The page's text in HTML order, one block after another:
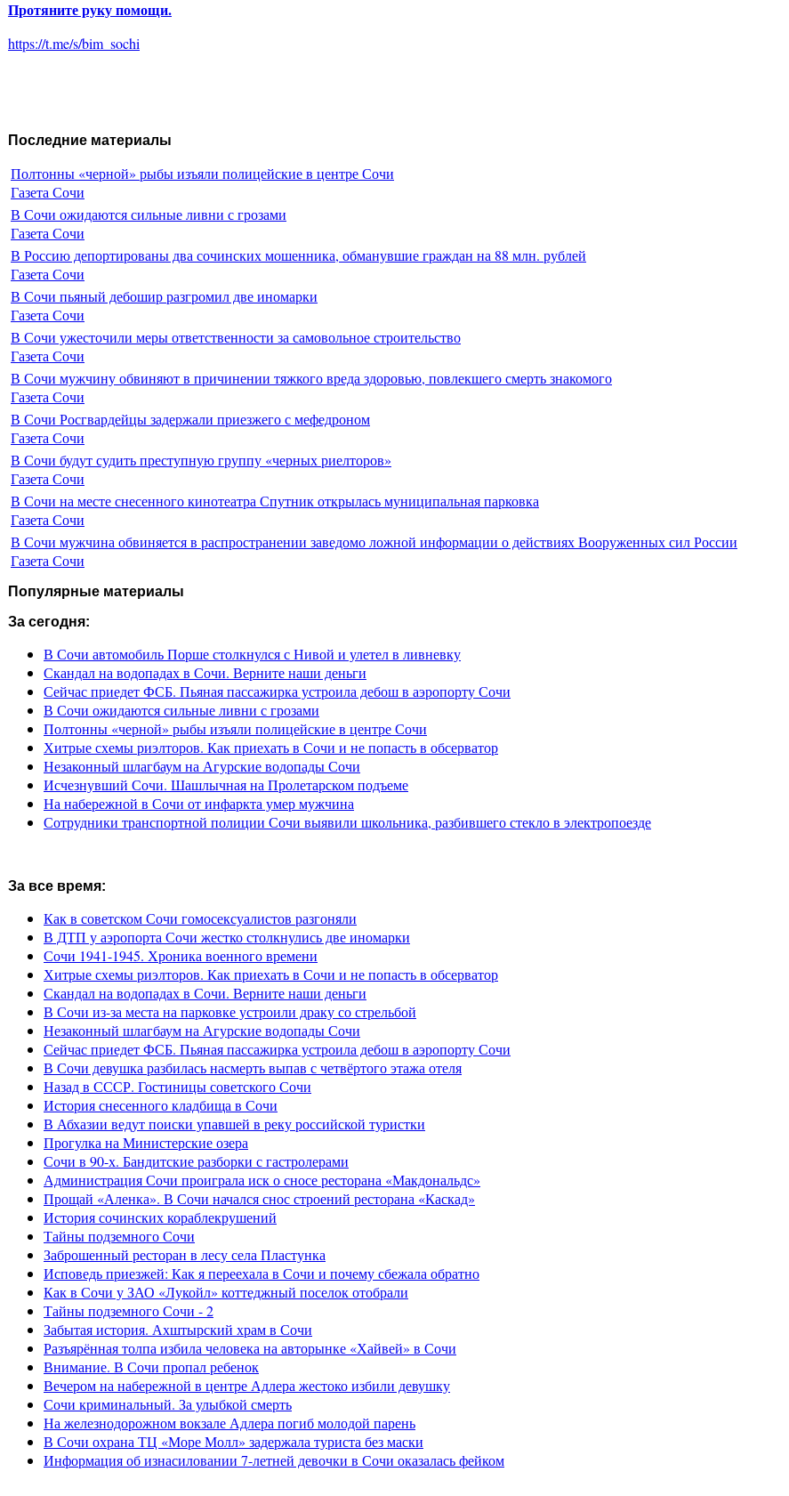
Протяните руку помощи.
https://t.me/s/bim_sochi
Последние материалы
Полтонны «черной» рыбы изъяли полицейские в центре Сочи
Газета Сочи
В Сочи ожидаются сильные ливни с грозами
Газета Сочи
В Россию депортированы два сочинских мошенника, обманувшие граждан на 88 млн. рублей
Газета Сочи
В Сочи пьяный дебошир разгромил две иномарки
Газета Сочи
В Сочи ужесточили меры ответственности за самовольное строительство
Газета Сочи
В Сочи мужчину обвиняют в причинении тяжкого вреда здоровью, повлекшего смерть знакомого
Газета Сочи
В Сочи Росгвардейцы задержали приезжего с мефедроном
Газета Сочи
В Сочи будут судить преступную группу «черных риелторов»
Газета Сочи
В Сочи на месте снесенного кинотеатра Спутник открылась муниципальная парковка
Газета Сочи
В Сочи мужчина обвиняется в распространении заведомо ложной информации о действиях Вооруженных сил России
Газета Сочи
Популярные материалы
За сегодня:
В Сочи автомобиль Порше столкнулся с Нивой и улетел в ливневку
Скандал на водопадах в Сочи. Верните наши деньги
Сейчас приедет ФСБ. Пьяная пассажирка устроила дебош в аэропорту Сочи
В Сочи ожидаются сильные ливни с грозами
Полтонны «черной» рыбы изъяли полицейские в центре Сочи
Хитрые схемы риэлторов. Как приехать в Сочи и не попасть в обсерватор
Незаконный шлагбаум на Агурские водопады Сочи
Исчезнувший Сочи. Шашлычная на Пролетарском подъеме
На набережной в Сочи от инфаркта умер мужчина
Сотрудники транспортной полиции Сочи выявили школьника, разбившего стекло в электропоезде
За все время:
Как в советском Сочи гомосексуалистов разгоняли
В ДТП у аэропорта Сочи жестко столкнулись две иномарки
Сочи 1941-1945. Хроника военного времени
Хитрые схемы риэлторов. Как приехать в Сочи и не попасть в обсерватор
Скандал на водопадах в Сочи. Верните наши деньги
В Сочи из-за места на парковке устроили драку со стрельбой
Незаконный шлагбаум на Агурские водопады Сочи
Сейчас приедет ФСБ. Пьяная пассажирка устроила дебош в аэропорту Сочи
В Сочи девушка разбилась насмерть выпав с четвёртого этажа отеля
Назад в СССР. Гостиницы советского Сочи
История снесенного кладбища в Сочи
В Абхазии ведут поиски упавшей в реку российской туристки
Прогулка на Министерские озера
Сочи в 90-х. Бандитские разборки с гастролерами
Администрация Сочи проиграла иск о сносе ресторана «Макдональдс»
Прощай «Аленка». В Сочи начался снос строений ресторана «Каскад»
История сочинских кораблекрушений
Тайны подземного Сочи
Заброшенный ресторан в лесу села Пластунка
Исповедь приезжей: Как я переехала в Сочи и почему сбежала обратно
Как в Сочи у ЗАО «Лукойл» коттеджный поселок отобрали
Тайны подземного Сочи - 2
Забытая история. Ахштырский храм в Сочи
Разъярённая толпа избила человека на авторынке «Хайвей» в Сочи
Внимание. В Сочи пропал ребенок
Вечером на набережной в центре Адлера жестоко избили девушку
Сочи криминальный. За улыбкой смерть
На железнодорожном вокзале Адлера погиб молодой парень
В Сочи охрана ТЦ «Море Молл» задержала туриста без маски
Информация об изнасиловании 7-летней девочки в Сочи оказалась фейком